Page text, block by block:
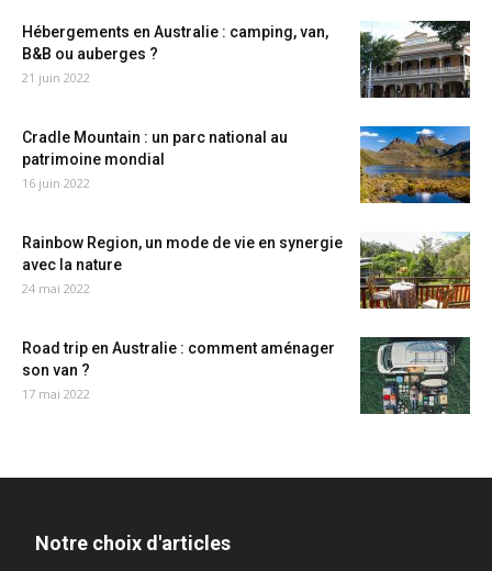
Hébergements en Australie : camping, van,
B&B ou auberges ?
21 juin 2022
Cradle Mountain : un parc national au
patrimoine mondial
16 juin 2022
Rainbow Region, un mode de vie en synergie
avec la nature
24 mai 2022
Road trip en Australie : comment aménager
son van ?
17 mai 2022
Notre choix d'articles